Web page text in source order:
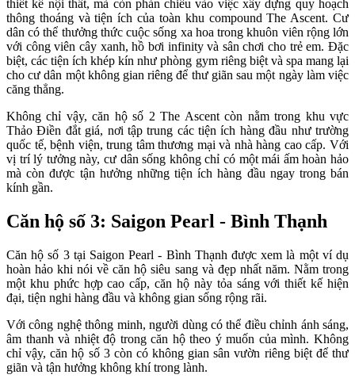
thiết kế nội thất, mà còn phản chiếu vào việc xây dựng quy hoạch
thông thoáng và tiện ích của toàn khu compound The Ascent. Cư
dân có thể thưởng thức cuộc sống xa hoa trong khuôn viên rộng lớn
với công viên cây xanh, hồ bơi infinity và sân chơi cho trẻ em. Đặc
biệt, các tiện ích khép kín như phòng gym riêng biệt và spa mang lại
cho cư dân một không gian riêng để thư giãn sau một ngày làm việc
căng thẳng.
Không chỉ vậy, căn hộ số 2 The Ascent còn nằm trong khu vực
Thảo Điền đắt giá, nơi tập trung các tiện ích hàng đầu như trường
quốc tế, bệnh viện, trung tâm thương mại và nhà hàng cao cấp. Với
vị trí lý tưởng này, cư dân sống không chỉ có một mái ấm hoàn hảo
mà còn được tận hưởng những tiện ích hàng đầu ngay trong bán
kính gần.
Căn hộ số 3: Saigon Pearl - Bình Thạnh
Căn hộ số 3 tại Saigon Pearl - Bình Thạnh được xem là một ví dụ
hoàn hảo khi nói về căn hộ siêu sang và đẹp nhất năm. Nằm trong
một khu phức hợp cao cấp, căn hộ này tỏa sáng với thiết kế hiện
đại, tiện nghi hàng đầu và không gian sống rộng rãi.
Với công nghệ thông minh, người dùng có thể điều chỉnh ánh sáng,
âm thanh và nhiệt độ trong căn hộ theo ý muốn của mình. Không
chỉ vậy, căn hộ số 3 còn có không gian sân vườn riêng biệt để thư
giãn và tận hưởng không khí trong lành.